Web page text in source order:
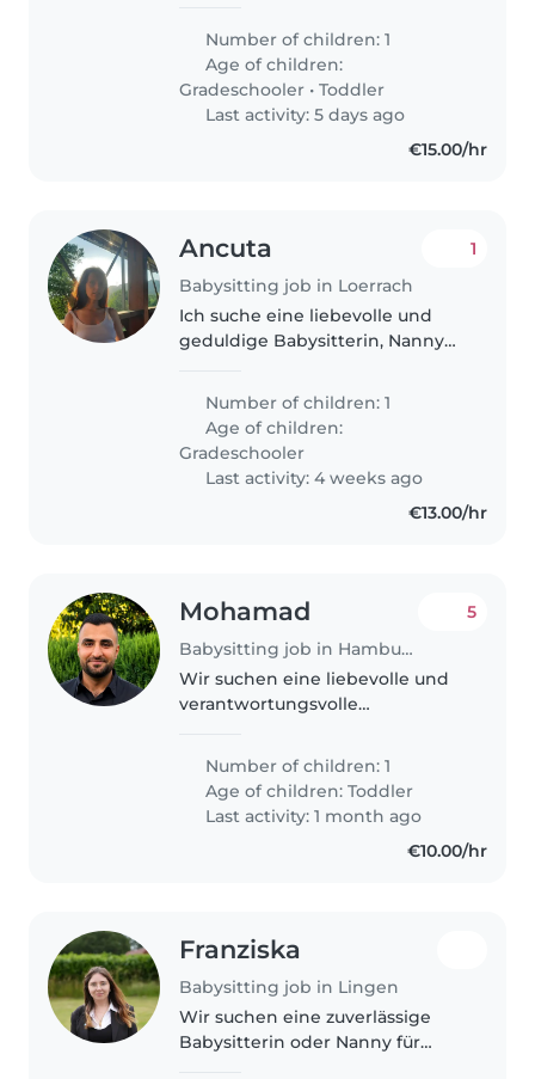
Sie geht bereits seit einem
halben Jahr in die Kita. Da wir
beide berufstätig sind und
Number of children: 1
Age of children:
Gradeschooler •Toddler
Last activity: 5 days ago
€15.00/hr
Ancuta
Babysitting job in Loerrach
1
Ich suche eine liebevolle und
geduldige Babysitterin, Nanny
lebhaften Grundschüler. Mein
Kind ist voller Energie, neugierig
und hat eine blühende
Fantasie...
Number of children: 1
Age of children:
Gradeschooler
Last activity: 4 weeks ago
€13.00/hr
Mohamad
Babysitting job in Hamburg
5
Wir suchen eine liebevolle und
verantwortungsvolle
Babysitter für unseren ruhigen,
freundlichen und intelligenten
Kleinkind. Unser Zuhause ist ein
sicherer..
Number of children: 1
Age of children:Toddler
Last activity: 1 month ago
€10.00/hr
Franziska
Babysitting job in Lingen
Wir suchen eine zuverlässige
Babysitterin oder Nanny für